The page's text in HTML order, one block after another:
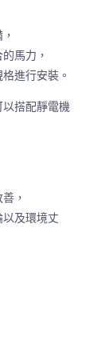
馬力，
進行安裝。
搭配靜電機
，
及環境丈